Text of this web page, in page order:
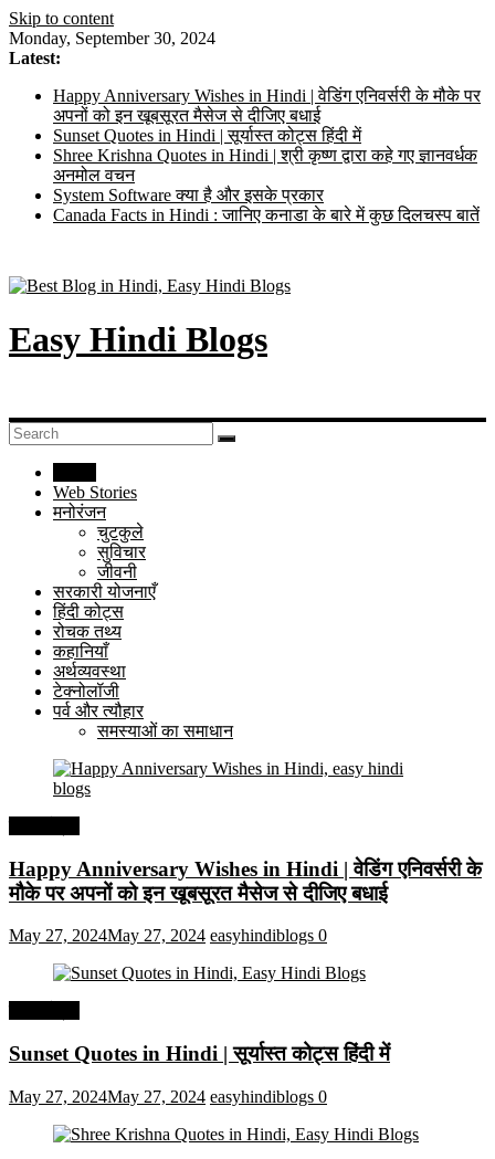
Skip to content
Monday, September 30, 2024
Latest:
Happy Anniversary Wishes in Hindi | वेडिंग एनिवर्सरी के मौके पर
अपनों को इन खूबसूरत मैसेज से दीजिए बधाई
Sunset Quotes in Hindi | सूर्यास्त कोट्स हिंदी में
Shree Krishna Quotes in Hindi | श्री कृष्ण द्वारा कहे गए ज्ञानवर्धक
अनमोल वचन
System Software क्या है और इसके प्रकार
Canada Facts in Hindi : जानिए कनाडा के बारे में कुछ दिलचस्प बातें
Easy Hindi Blogs
Web Stories
मनोरंजन
चुटकुले
सुविचार
जीवनी
सरकारी योजनाएँ
हिंदी कोट्स
रोचक तथ्य
कहानियाँ
अर्थव्यवस्था
टेक्नोलॉजी
पर्व और त्यौहार
समस्याओं का समाधान
Happy Anniversary Wishes in Hindi | वेडिंग एनिवर्सरी के
मौके पर अपनों को इन खूबसूरत मैसेज से दीजिए बधाई
May 27, 2024May 27, 2024 easyhindiblogs 0
Sunset Quotes in Hindi | सूर्यास्त कोट्स हिंदी में
May 27, 2024May 27, 2024 easyhindiblogs 0